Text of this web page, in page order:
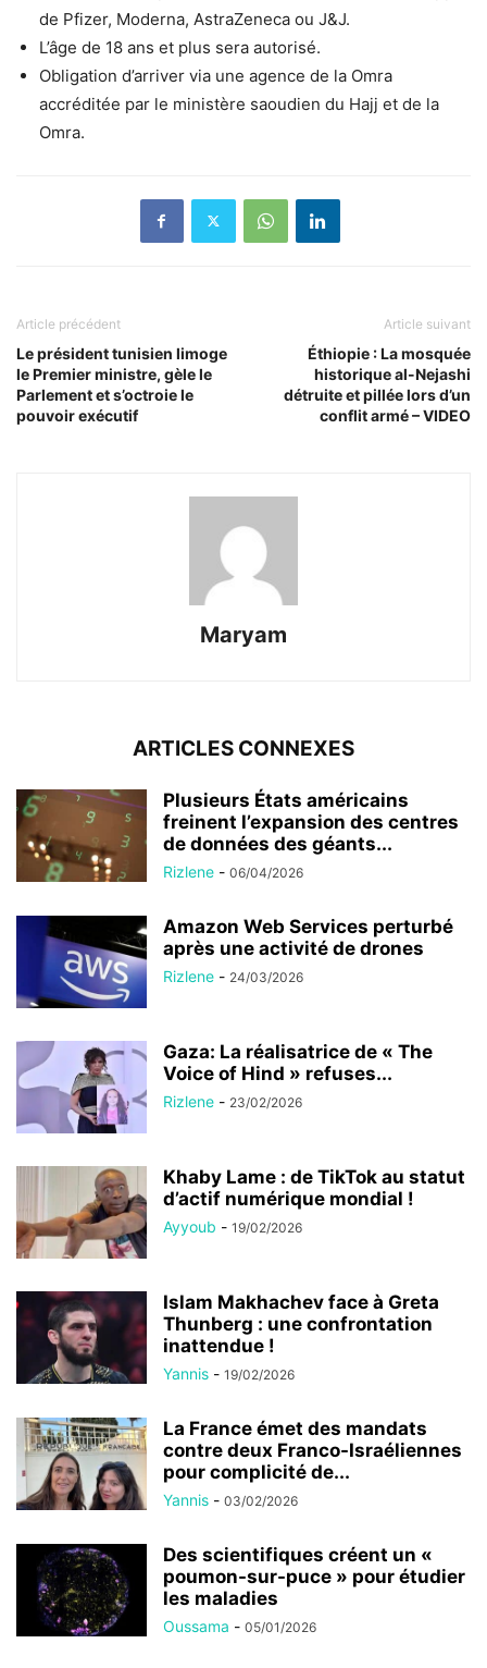
de Pfizer, Moderna, AstraZeneca ou J&J.
L’âge de 18 ans et plus sera autorisé.
Obligation d’arriver via une agence de la Omra
accréditée par le ministère saoudien du Hajj et de la
Omra.
Article précédent
Le président tunisien limoge
le Premier ministre, gèle le
Parlement et s’octroie le
pouvoir exécutif
Article suivant
Éthiopie : La mosquée
historique al-Nejashi
détruite et pillée lors d’un
conflit armé – VIDEO
Maryam
ARTICLES CONNEXES
Plusieurs États américains
freinent l’expansion des centres
de données des géants...
Rizlene - 06/04/2026
Amazon Web Services perturbé
après une activité de drones
Rizlene - 24/03/2026
Gaza: La réalisatrice de « The
Voice of Hind » refuses...
Rizlene - 23/02/2026
Khaby Lame : de TikTok au statut
d’actif numérique mondial !
Ayyoub - 19/02/2026
Islam Makhachev face à Greta
Thunberg : une confrontation
inattendue !
Yannis - 19/02/2026
La France émet des mandats
contre deux Franco-Israéliennes
pour complicité de...
Yannis - 03/02/2026
Des scientifiques créent un «
poumon-sur-puce » pour étudier
les maladies
Oussama - 05/01/2026